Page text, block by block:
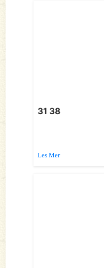
31 38
Les Mer